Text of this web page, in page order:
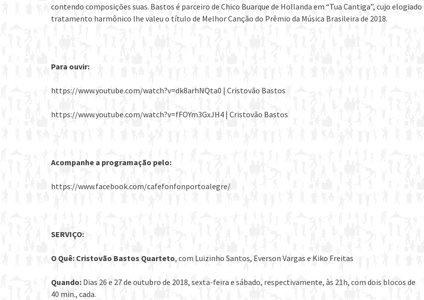
contendo composições suas. Bastos é parceiro de Chico Buarque de Hollanda em “Tua Cantiga”, cujo elogiado
tratamento harmônico lhe valeu o título de Melhor Canção do Prêmio da Música Brasileira de 2018.
Para ouvir:
https://www.youtube.com/watch?v=dk8arhNQta0 | Cristovão Bastos
https://www.youtube.com/watch?v=fFOYm3GxJH4 | Cristovão Bastos
Acompanhe a programação pelo:
https://www.facebook.com/cafefonfonportoalegre/
SERVIÇO:
O Quê: Cristovão Bastos Quarteto, com Luizinho Santos, Everson Vargas e Kiko Freitas
Quando: Dias 26 e 27 de outubro de 2018, sexta-feira e sábado, respectivamente, às 21h, com dois blocos de
40 min., cada.